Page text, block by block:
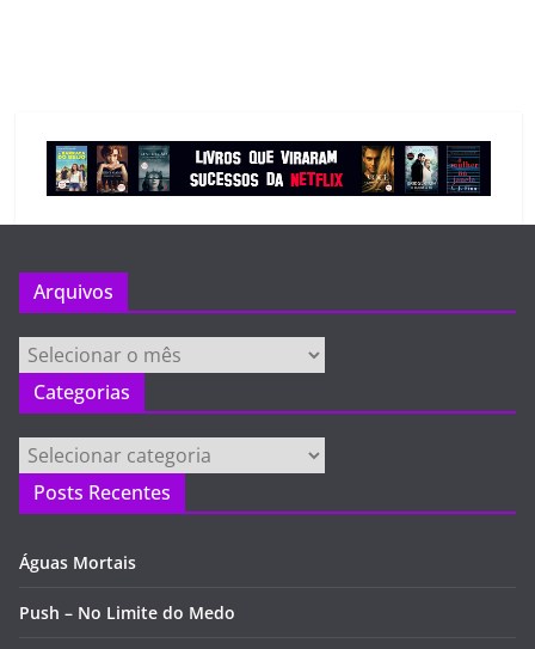
Arquivos
Arquivos
Categorias
Categorias
Posts Recentes
Águas Mortais
Push – No Limite do Medo